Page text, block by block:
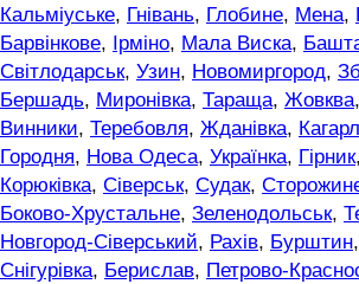
Кальміуське, Гнівань, Глобине, Мена,
Барвінкове, Ірміно, Мала Виска,
Світлодарськ, Узин, Новомиргород,
Бершадь, Миронівка, Тараща, Жовква,
Винники, Теребовля, Жданівка,
Городня, Нова Одеса, Українка, Гірник,
Корюківка, Сіверськ, Судак,
Боково-Хрустальне, Зеленодольськ,
Новгород-Сіверський, Рахів, Бурштин,
Снігурівка, Берислав, Петрово-